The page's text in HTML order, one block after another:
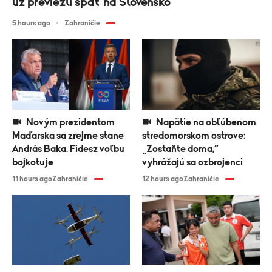
5 hours ago Zahraničie
Maďarska sa zrejme stane
András Baka. Fidesz voľbu
bojkotuje
11 hours agoZahraničie
stredomorskom ostrove:
„Zostaňte doma,“
vyhrážajú sa ozbrojenci
12 hours agoZahraničie